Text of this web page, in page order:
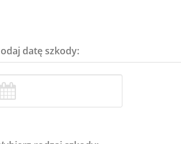
datę szkody: